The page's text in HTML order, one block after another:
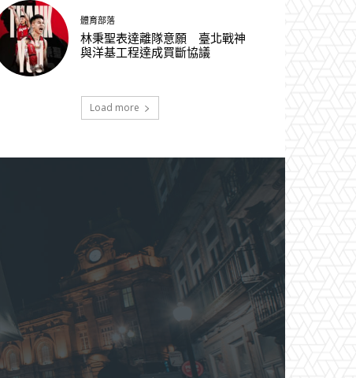
體育部落
林秉聖表達離隊意願 臺北戰神
與洋基工程達成買斷協議
Load more